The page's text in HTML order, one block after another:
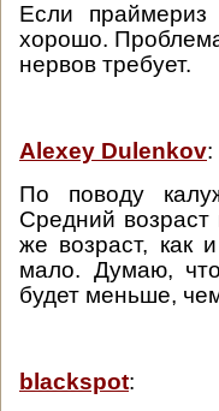
Если праймериз
хорошо.
нервов требует.
Alexey Dulenkov:
По поводу
Средний
же возраст, как
мало. Думаю,
будет меньше,
blackspot: